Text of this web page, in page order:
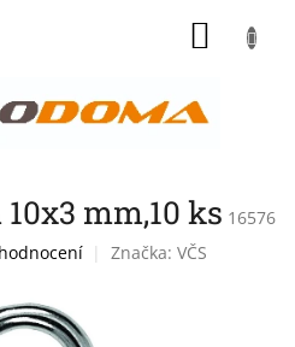
mm,10 ks 16576
Značka: VČS